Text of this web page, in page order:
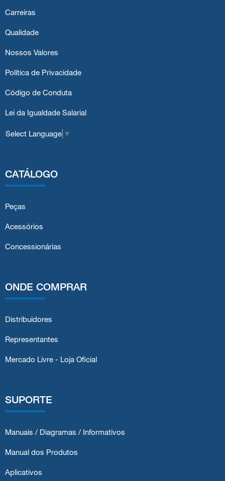
Carreiras
Qualidade
Nossos Valores
Política de Privacidade
Código de Conduta
Lei da Igualdade Salarial
Select Language ▼
CATÁLOGO
Peças
Acessórios
Concessionárias
ONDE COMPRAR
Distribuidores
Representantes
Mercado Livre - Loja Oficial
SUPORTE
Manuais / Diagramas / Informativos
Manual dos Produtos
Aplicativos